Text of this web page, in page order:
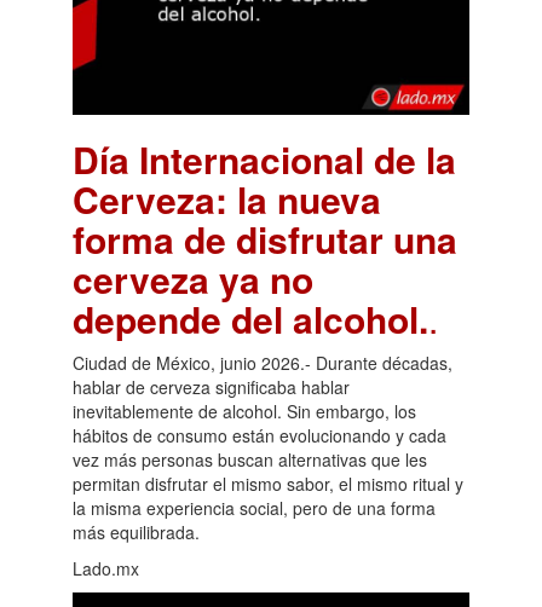
Día Internacional de la
Cerveza: la nueva
forma de disfrutar una
cerveza ya no
depende del alcohol..
Ciudad de México, junio 2026.- Durante décadas,
hablar de cerveza significaba hablar
inevitablemente de alcohol. Sin embargo, los
hábitos de consumo están evolucionando y cada
vez más personas buscan alternativas que les
permitan disfrutar el mismo sabor, el mismo ritual y
la misma experiencia social, pero de una forma
más equilibrada.
Lado.mx